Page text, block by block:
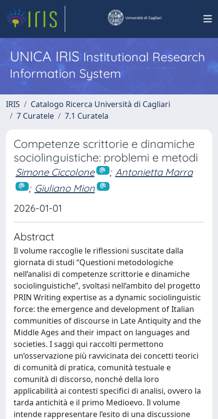
UNICA IRISInstitutional Research
Information System
IRIS
Catalogo Ricerca Università di Cagliari
7 Curatele
7.1 Curatela
Competenze scrittorie e dinamiche
sociolinguistiche: problemi e metodi
Simone Ciccolone ; Antonietta Marra
; Giuliano Mion
2026-01-01
Abstract
Il volume raccoglie le riflessioni suscitate dalla
giornata di studi “Questioni metodologiche
nell’analisi di competenze scrittorie e dinamiche
sociolinguistiche”, svoltasi nell’ambito del progetto
PRIN Writing expertise as a dynamic sociolinguistic
force: the emergence and development of Italian
communities of discourse in Late Antiquity and the
Middle Ages and their impact on languages and
societies. I saggi qui raccolti permettono
un’osservazione più ravvicinata dei concetti teorici
di comunità di pratica, comunità testuale e
comunità di discorso, nonché della loro
applicabilità ai contesti specifici di analisi, ovvero la
tarda antichità e il primo Medioevo. Il volume
intende rappresentare l’esito di una discussione